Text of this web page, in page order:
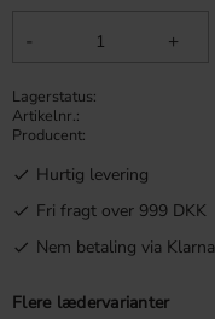
+
-
Lagerstatus
Artikelnr.
Producent
Hurtig levering
Fri fragt over 999 DKK
Nem betaling via Klarna
Flere lædervarianter